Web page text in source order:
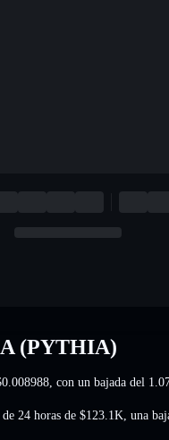
(PYTHIA)
, con un bajada del
24 horas de $123.1K una